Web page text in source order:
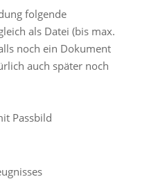
folgende
als Datei (bis max.
noch ein Dokument
auch später noch
Passbild